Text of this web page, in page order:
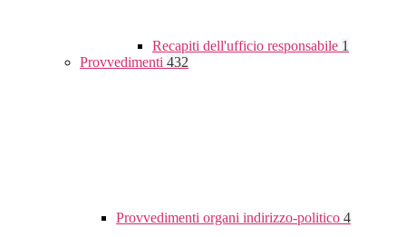
Recapiti dell'ufficio responsabile 1
Provvedimenti 432
Provvedimenti organi indirizzo-politico 4